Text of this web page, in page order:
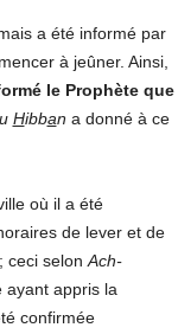
a été informé par
à jeûner. Ainsi,
le Prophète que
Hibban a donné à ce
où il a été
de lever et de
ceci selon Ach-
ayant appris la
confirmée